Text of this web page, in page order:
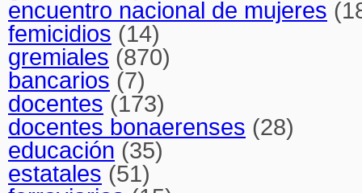
encuentro nacional de mujeres
femicidios (14)
gremiales (870)
bancarios (7)
docentes (173)
docentes bonaerenses (28)
educación (35)
estatales (51)